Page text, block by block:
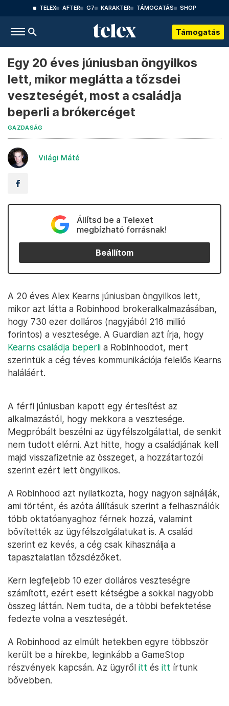
TELEX AFTER G7 KARAKTER TÁMOGATÁS SHOP
Támogatás
Egy 20 éves júniusban öngyilkos
lett, mikor meglátta a tőzsdei
veszteségét, most a családja
beperli a brókercéget
GAZDASÁG
Világi Máté
Állítsd be a Telexet
megbízható forrásnak!
Beállítom
A 20 éves Alex Kearns júniusban öngyilkos lett,
mikor azt látta a Robinhood brokeralkalmazásában,
hogy 730 ezer dolláros (nagyjából 216 millió
forintos) a vesztesége. A Guardian azt írja, hogy
Kearns családja beperli a Robinhoodot, mert
szerintük a cég téves kommunikációja felelős Kearns
haláláért.
A férfi júniusban kapott egy értesítést az
alkalmazástól, hogy mekkora a vesztesége.
Megpróbált beszélni az ügyfélszolgálattal, de senkit
nem tudott elérni. Azt hitte, hogy a családjának kell
majd visszafizetnie az összeget, a hozzátartozói
szerint ezért lett öngyilkos.
A Robinhood azt nyilatkozta, hogy nagyon sajnálják,
ami történt, és azóta állításuk szerint a felhasználók
több oktatóanyaghoz férnek hozzá, valamint
bővítették az ügyfélszolgálatukat is. A család
szerint ez kevés, a cég csak kihasználja a
tapasztalatlan tőzsdézőket.
Kern legfeljebb 10 ezer dolláros veszteségre
számított, ezért esett kétségbe a sokkal nagyobb
összeg láttán. Nem tudta, de a többi befektetése
fedezte volna a veszteségét.
A Robinhood az elmúlt hetekben egyre többször
került be a hírekbe, leginkább a GameStop
részvények kapcsán. Az ügyről itt és itt írtunk
bővebben.